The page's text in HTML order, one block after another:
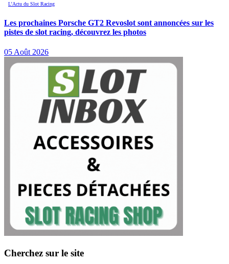
L’Actu du Slot Racing
Les prochaines Porsche GT2 Revoslot sont annoncées sur les
pistes de slot racing, découvrez les photos
05 Août 2026
Cherchez sur le site